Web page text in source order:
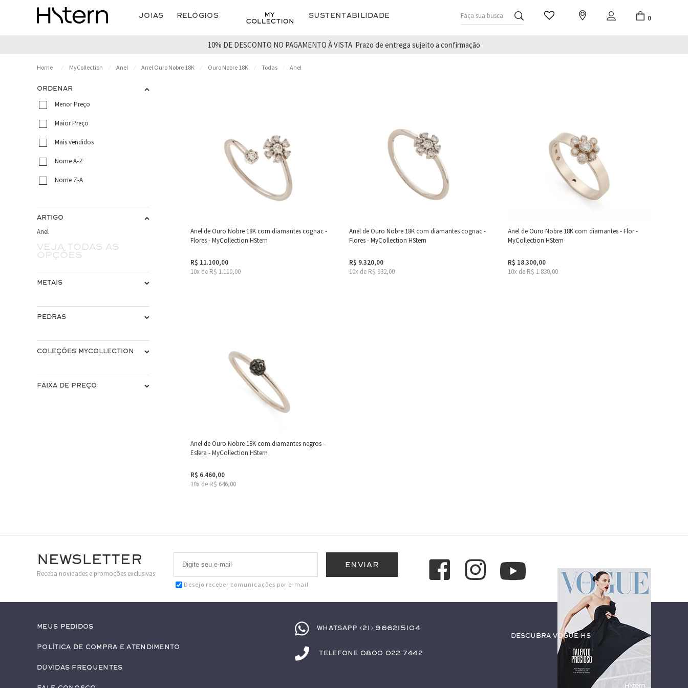
Joias Relógios Sustentabilidade Faça sua busca 0
10% DE DESCONTO NO PAGAMENTO À VISTA Prazo de entrega sujeito a confirmação
MyCollection Anel Anel Ouro Nobre 18K Ouro Nobre 18K Todas Anel
ORDENAR
Menor Preço
Maior Preço
Mais vendidos
Nome A-Z
Nome Z-A
ARTIGO
Anel
Veja todas as
opções
METAIS
PEDRAS
COLEÇÕES MYCOLLECTION
FAIXA DE PREÇO
Anel de Ouro Nobre 18K com diamantes cognac -
Flores - MyCollection HStern
R$ 11.100,00
10x de R$ 1.110,00
Anel de Ouro Nobre 18K com diamantes cognac -
Flores - MyCollection HStern
R$ 9.320,00
10x de R$ 932,00
Anel de Ouro Nobre 18K com diamantes - Flor -
MyCollection HStern
R$ 18.300,00
10x de R$ 1.830,00
Anel de Ouro Nobre 18K com diamantes negros -
Esfera - MyCollection HStern
R$ 6.460,00
10x de R$ 646,00
Newsletter
Receba novidades e promoções exclusivas
Desejo receber comunicações por e-mail
Meus pedidos
Política de Compra e Atendimento
Dúvidas Frequentes
Whatsapp (21) 966215104
Telefone 0800 022 7442
Descubra Vogue HS